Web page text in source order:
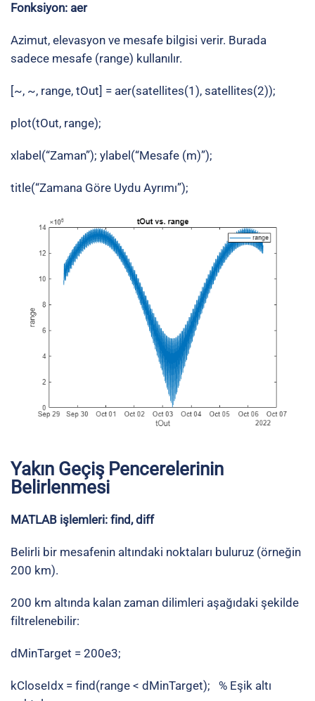
Fonksiyon: aer
Azimut, elevasyon ve mesafe bilgisi verir. Burada
sadece mesafe (range) kullanılır.
[~, ~, range, tOut] = aer(satellites(1), satellites(2));
plot(tOut, range);
xlabel(“Zaman”); ylabel(“Mesafe (m)”);
title(“Zamana Göre Uydu Ayrımı”);
Yakın Geçiş Pencerelerinin
Belirlenmesi
MATLAB işlemleri: find, diff
Belirli bir mesafenin altındaki noktaları buluruz (örneğin
200 km).
200 km altında kalan zaman dilimleri aşağıdaki şekilde
filtrelenebilir:
dMinTarget = 200e3;
kCloseIdx = find(range < dMinTarget); % Eşik altı